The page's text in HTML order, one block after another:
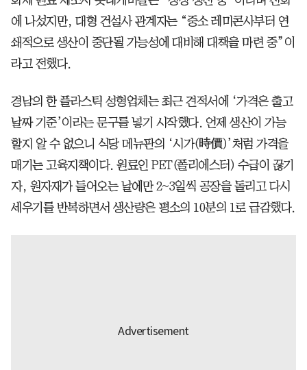
에 나섰지만, 대형 건설사 관계자는 “중소 레미콘사부터 연
쇄적으로 생산이 중단될 가능성에 대비해 대책을 마련 중”이
라고 전했다.
경남의 한 플라스틱 성형업체는 최근 견적서에 ‘가격은 출고
날짜 기준’이라는 문구를 넣기 시작했다. 언제 생산이 가능
할지 알 수 없으니 식당 메뉴판의 ‘시가(時價)’처럼 가격을
매기는 고육지책이다. 원료인 PET(폴리에스터) 수급이 끊기
자, 원자재가 들어오는 날에만 2~3일씩 공장을 돌리고 다시
세우기를 반복하면서 생산량은 평소의 10분의 1로 급감했다.